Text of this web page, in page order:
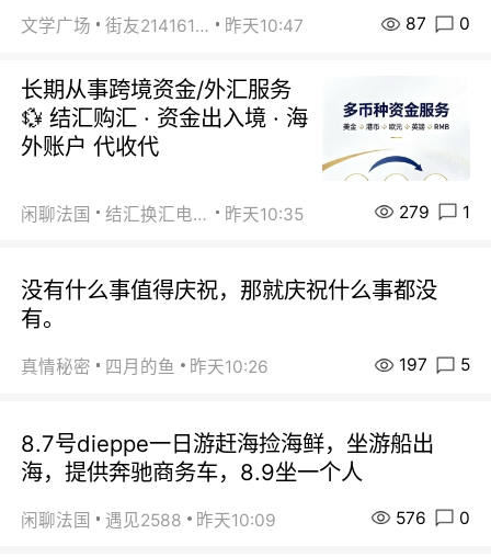
文学广场 街友21416156 昨天10:47 87 0
长期从事跨境资金/外汇服务
💱 结汇购汇 · 资金出入境 · 海
外账户 代收代
闲聊法国 结汇换汇电汇 昨天10:35 279 1
没有什么事值得庆祝，那就庆祝什么事都没
有。
真情秘密 四月的鱼 昨天10:26 197 5
8.7号dieppe一日游赶海捡海鲜，坐游船出
海，提供奔驰商务车，8.9坐一个人
闲聊法国 遇见2588 昨天10:09 576 0